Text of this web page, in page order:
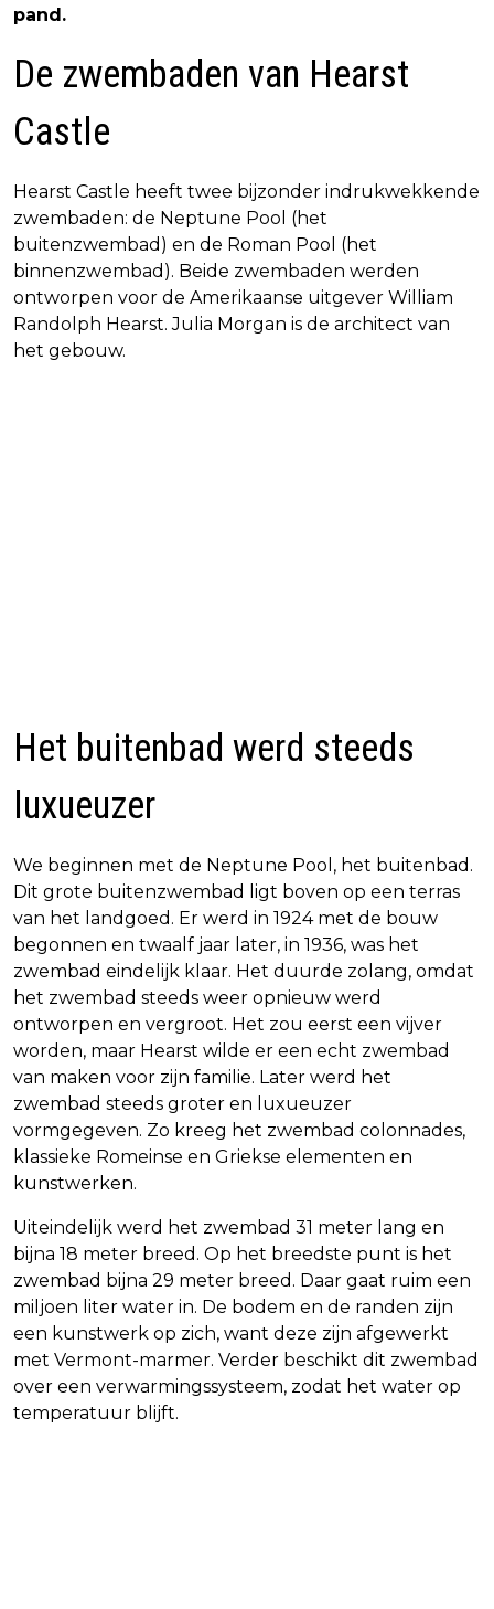
pand.
De zwembaden van Hearst
Castle
Hearst Castle heeft twee bijzonder indrukwekkende
zwembaden: de Neptune Pool (het
buitenzwembad) en de Roman Pool (het
binnenzwembad). Beide zwembaden werden
ontworpen voor de Amerikaanse uitgever William
Randolph Hearst. Julia Morgan is de architect van
het gebouw.
Het buitenbad werd steeds
luxueuzer
We beginnen met de Neptune Pool, het buitenbad.
Dit grote buitenzwembad ligt boven op een terras
van het landgoed. Er werd in 1924 met de bouw
begonnen en twaalf jaar later, in 1936, was het
zwembad eindelijk klaar. Het duurde zolang, omdat
het zwembad steeds weer opnieuw werd
ontworpen en vergroot. Het zou eerst een vijver
worden, maar Hearst wilde er een echt zwembad
van maken voor zijn familie. Later werd het
zwembad steeds groter en luxueuzer
vormgegeven. Zo kreeg het zwembad colonnades,
klassieke Romeinse en Griekse elementen en
kunstwerken.
Uiteindelijk werd het zwembad 31 meter lang en
bijna 18 meter breed. Op het breedste punt is het
zwembad bijna 29 meter breed. Daar gaat ruim een
miljoen liter water in. De bodem en de randen zijn
een kunstwerk op zich, want deze zijn afgewerkt
met Vermont-marmer. Verder beschikt dit zwembad
over een verwarmingssysteem, zodat het water op
temperatuur blijft.